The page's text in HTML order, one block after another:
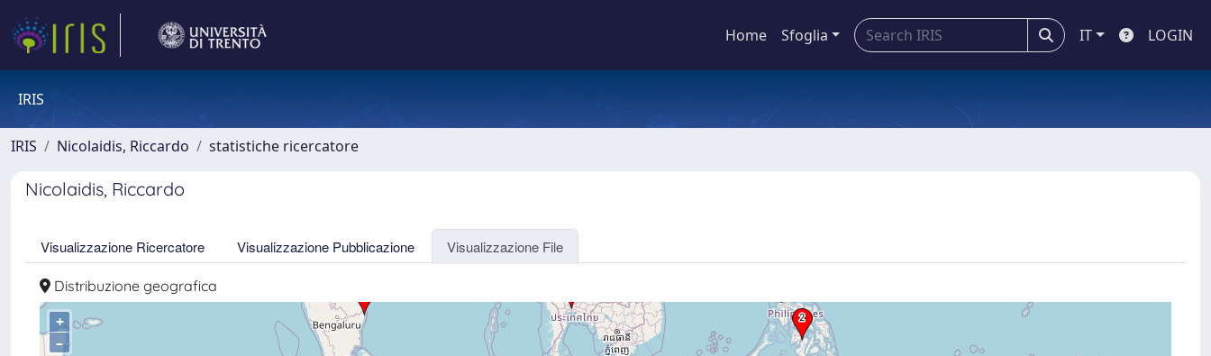
Home Sfoglia IT LOGIN
IRIS
IRIS Nicolaidis, Riccardo statistiche ricercatore
Nicolaidis, Riccardo
Visualizzazione Ricercatore Visualizzazione Pubblicazione Visualizzazione File
Distribuzione geografica
+
–